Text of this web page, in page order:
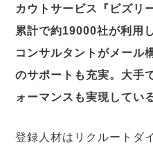
カウトサービス『ビズリ
累計で約19000社が利用
コンサルタントがメール
のサポートも充実。大手
ォーマンスも実現してい
登録人材はリクルートダ